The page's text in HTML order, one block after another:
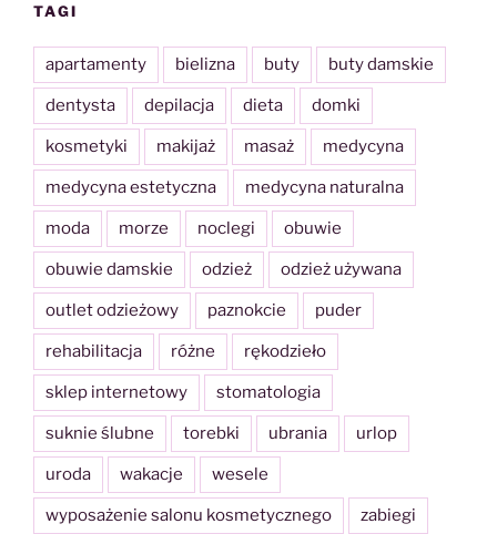
TAGI
apartamenty bielizna buty buty damskie
dentysta depilacja dieta domki
kosmetyki makijaż masaż medycyna
medycyna estetyczna medycyna naturalna
moda morze noclegi obuwie
obuwie damskie odzież odzież używana
outlet odzieżowy paznokcie puder
rehabilitacja różne rękodzieło
sklep internetowy stomatologia
suknie ślubne torebki ubrania urlop
uroda wakacje wesele
wyposażenie salonu kosmetycznego zabiegi